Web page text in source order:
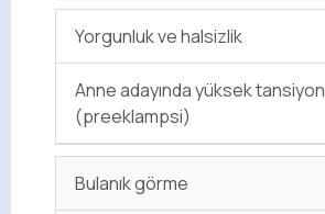
Yorgunluk ve halsizlik
Anne adayında yüksek tansiyon
(preeklampsi)
Bulanık görme